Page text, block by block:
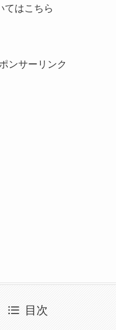
てはこちら
ンサーリンク
目次